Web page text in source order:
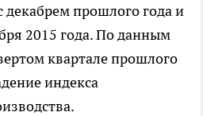
декабрем прошлого года и
2015 года. По данным
квартале прошлого
индекса